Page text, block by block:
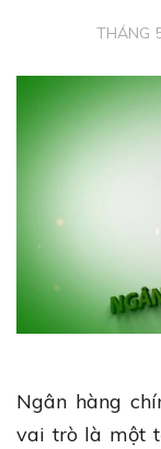
THÁNG
Ngân hàng
vai trò là một